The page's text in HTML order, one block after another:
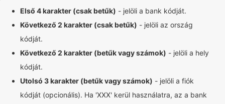
Első 4 karakter (csak betűk) - jelöli a bank kódját.
Következő 2 karakter (csak betűk) - jelöli az ország
kódját.
Következő 2 karakter (betűk vagy számok) - jelöli a hely
kódját.
Utolsó 3 karakter (betűk vagy számok) - jelöli a fiók
kódját (opcionális). Ha 'XXX' kerül használatra, az a bank